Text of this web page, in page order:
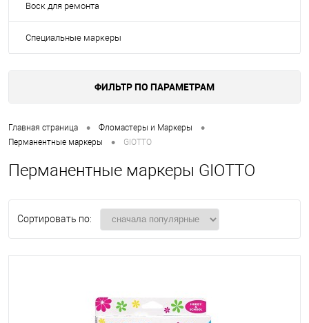
Воск для ремонта
Специальные маркеры
ФИЛЬТР ПО ПАРАМЕТРАМ
Главная страница • Фломастеры и Маркеры •
Перманентные маркеры • GIOTTO
Перманентные маркеры GIOTTO
Сортировать по: